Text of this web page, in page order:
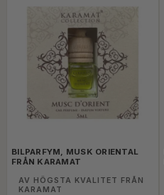
BILPARFYM, MUSK ORIENTAL
FRÅN KARAMAT
AV HÖGSTA KVALITET FRÅN
KARAMAT